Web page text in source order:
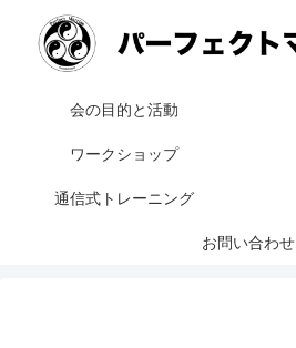
会の目的と活動
ワークショップ
通信式トレーニング
お問い合わせ